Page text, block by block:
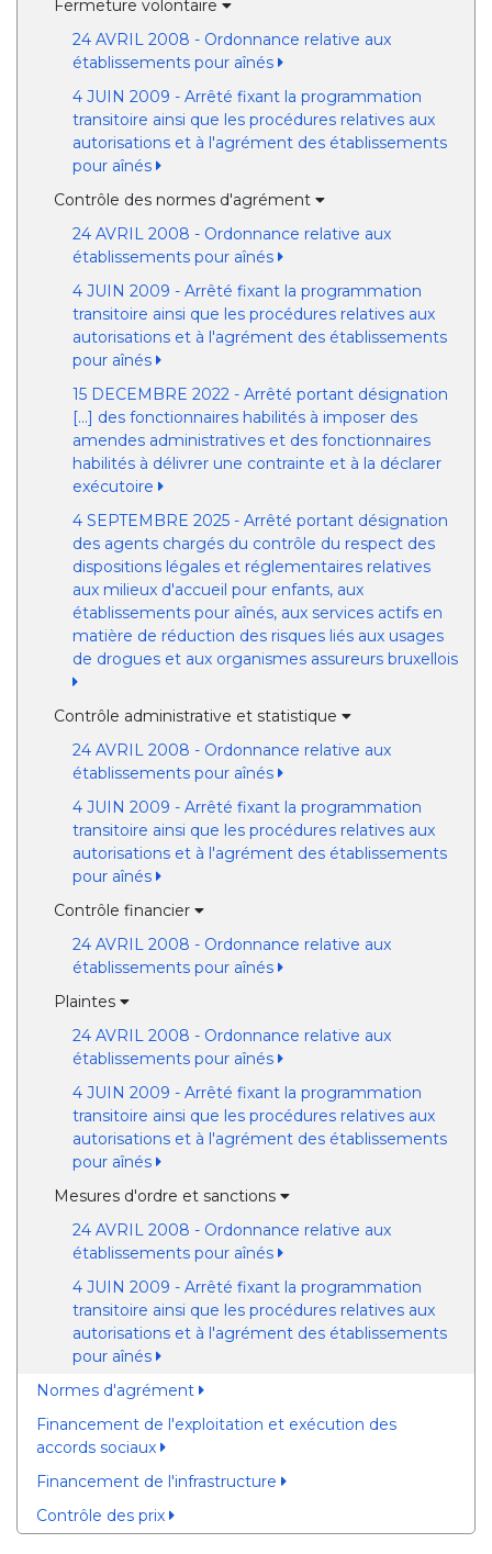
Fermeture volontaire
24 AVRIL 2008 - Ordonnance relative aux
établissements pour aînés
4 JUIN 2009 - Arrêté fixant la programmation
transitoire ainsi que les procédures relatives aux
autorisations et à l'agrément des établissements
pour aînés
Contrôle des normes d'agrément
24 AVRIL 2008 - Ordonnance relative aux
établissements pour aînés
4 JUIN 2009 - Arrêté fixant la programmation
transitoire ainsi que les procédures relatives aux
autorisations et à l'agrément des établissements
pour aînés
15 DECEMBRE 2022 - Arrêté portant désignation
[...] des fonctionnaires habilités à imposer des
amendes administratives et des fonctionnaires
habilités à délivrer une contrainte et à la déclarer
exécutoire
4 SEPTEMBRE 2025 - Arrêté portant désignation
des agents chargés du contrôle du respect des
dispositions légales et réglementaires relatives
aux milieux d'accueil pour enfants, aux
établissements pour aînés, aux services actifs en
matière de réduction des risques liés aux usages
de drogues et aux organismes assureurs bruxellois
Contrôle administrative et statistique
24 AVRIL 2008 - Ordonnance relative aux
établissements pour aînés
4 JUIN 2009 - Arrêté fixant la programmation
transitoire ainsi que les procédures relatives aux
autorisations et à l'agrément des établissements
pour aînés
Contrôle financier
24 AVRIL 2008 - Ordonnance relative aux
établissements pour aînés
Plaintes
24 AVRIL 2008 - Ordonnance relative aux
établissements pour aînés
4 JUIN 2009 - Arrêté fixant la programmation
transitoire ainsi que les procédures relatives aux
autorisations et à l'agrément des établissements
pour aînés
Mesures d'ordre et sanctions
24 AVRIL 2008 - Ordonnance relative aux
établissements pour aînés
4 JUIN 2009 - Arrêté fixant la programmation
transitoire ainsi que les procédures relatives aux
autorisations et à l'agrément des établissements
pour aînés
Normes d'agrément
Financement de l'exploitation et exécution des
accords sociaux
Financement de l'infrastructure
Contrôle des prix